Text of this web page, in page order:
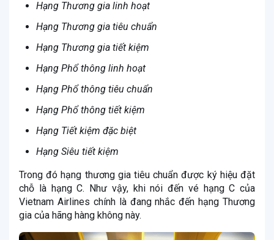
Hạng Thương gia linh hoạt
Hạng Thương gia tiêu chuẩn
Hạng Thương gia tiết kiệm
Hạng Phổ thông linh hoạt
Hạng Phổ thông tiêu chuẩn
Hạng Phổ thông tiết kiệm
Hạng Tiết kiệm đặc biệt
Hạng Siêu tiết kiệm
Trong đó hạng thương gia tiêu chuẩn được ký hiệu đặt
chỗ là hạng C. Như vậy, khi nói đến vé hạng C của
Vietnam Airlines chính là đang nhắc đến hạng Thương
gia của hãng hàng không này.